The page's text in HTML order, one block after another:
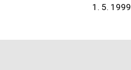
1. 5. 1999